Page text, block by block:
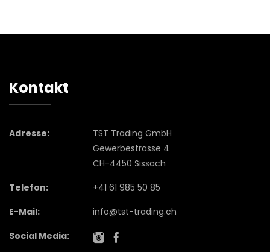
Kontakt
Adresse:
TST Trading GmbH
Gewerbestrasse 4
CH-4450 Sissach
Telefon:
+41 61 985 50 85
E-Mail:
info@tst-trading.ch
Social Media: